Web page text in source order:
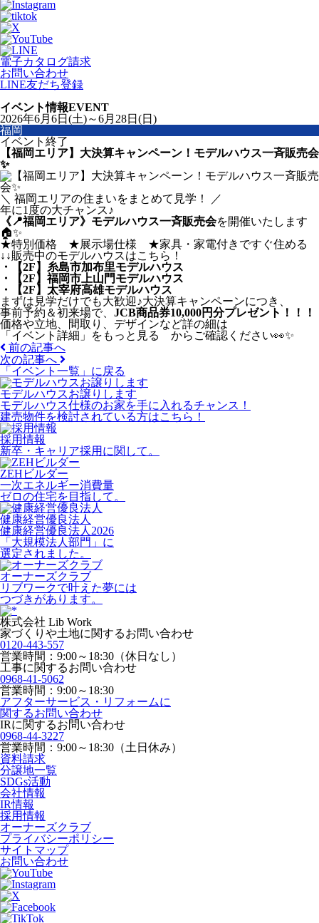
電子カタログ請求
お問い合わせ
LINE友だち登録
イベント情報EVENT
2026年6月6日(土)～6月28日(日)
福岡
イベント終了
【福岡エリア】大決算キャンペーン！モデルハウス一斉販売会
✨
＼ 福岡エリアの住まいをまとめて見学！ ／
年に1度の大チャンス♪
《📍福岡エリア》モデルハウス一斉販売会を開催いたします
🏠✨
★特別価格 ★展示場仕様 ★家具・家電付きですぐ住める
↓↓販売中のモデルハウスはこちら！
・【2F】糸島市加布里モデルハウス
・【2F】福岡市上山門モデルハウス
・【2F】太宰府高雄モデルハウス
まずは見学だけでも大歓迎♪大決算キャンペーンにつき、
事前予約＆初来場で、 JCB商品券10,000円分プレゼント！！！
価格や立地、間取り、デザインなど詳の細は
「イベント詳細」をもっと見る からご確認ください👀✨
前の記事へ
次の記事へ
「イベント一覧」 に戻る
モデルハウスお譲りします
モデルハウス仕様のお家を手に入れるチャンス！
建売物件を検討されている方はこちら！
採用情報
新卒・キャリア採用に関して。
ZEHビルダー
一次エネルギー消費量
ゼロの住宅を目指して。
健康経営優良法人
健康経営優良法人2026
「大規模法人部門」に
選定されました。
オーナーズクラブ
リブワークで叶えた夢には
つづきがあります。
株式会社 Lib Work
家づくりや土地に関するお問い合わせ
0120-443-557
営業時間：9:00～18:30（休日なし）
工事に関するお問い合わせ
0968-41-5062
営業時間：9:00～18:30
アフターサービス・リフォームに
関するお問い合わせ
IRに関するお問い合わせ
0968-44-3227
営業時間：9:00～18:30（土日休み）
資料請求
分譲地一覧
SDGs活動
会社情報
IR情報
採用情報
オーナーズクラブ
プライバシーポリシー
サイトマップ
お問い合わせ